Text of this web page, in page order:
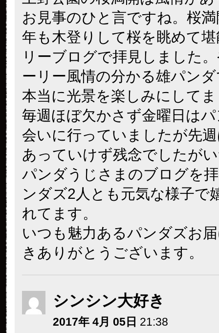
お見事のひと言ですね。桜
年も木登りして桜を眺めて
リーブログで拝見しました
ーリー風情の分かる雄パン
本当に光景を楽しみにして
毎週ほぼ欠かさず金曜日は
会いに行っていましたが先
あっていけず残念でしたが
パンダうじさまのブログを
ンダズ2人とも元気な様子で
れてます。
いつも魅力あるパンダズお
きありがとうございます。
シンシン大好き
2017年 4月 05日 21:38